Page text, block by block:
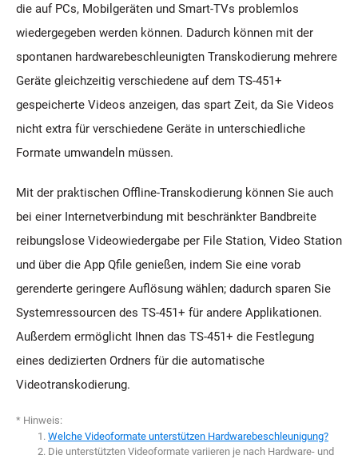
die auf PCs, Mobilgeräten und Smart-TVs problemlos
wiedergegeben werden können. Dadurch können mit der
spontanen hardwarebeschleunigten Transkodierung mehrere
Geräte gleichzeitig verschiedene auf dem TS-451+
gespeicherte Videos anzeigen, das spart Zeit, da Sie Videos
nicht extra für verschiedene Geräte in unterschiedliche
Formate umwandeln müssen.
Mit der praktischen Offline-Transkodierung können Sie auch
bei einer Internetverbindung mit beschränkter Bandbreite
reibungslose Videowiedergabe per File Station, Video Station
und über die App Qfile genießen, indem Sie eine vorab
gerenderte geringere Auflösung wählen; dadurch sparen Sie
Systemressourcen des TS-451+ für andere Applikationen.
Außerdem ermöglicht Ihnen das TS-451+ die Festlegung
eines dedizierten Ordners für die automatische
Videotranskodierung.
* Hinweis:
Welche Videoformate unterstützen Hardwarebeschleunigung?
Die unterstützten Videoformate variieren je nach Hardware- und